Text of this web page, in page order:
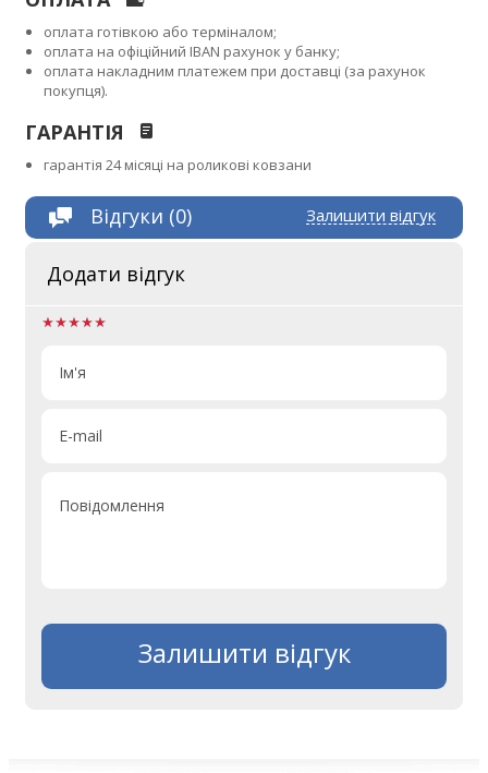
оплата готівкою або терміналом;
оплата на офіційний IBAN рахунок у банку;
оплата накладним платежем при доставці (за рахунок
покупця).
ГАРАНТІЯ
гарантія 24 місяці на роликові ковзани
Залишити відгук
Відгуки (0)
Додати відгук
Ім'я
E-mail
Повідомлення
Залишити відгук